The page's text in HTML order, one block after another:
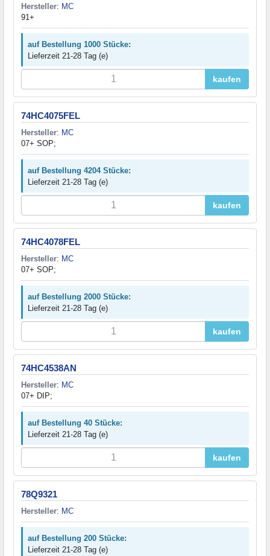
Hersteller: MC
91+
auf Bestellung 1000 Stücke:
Lieferzeit 21-28 Tag (e)
kaufen
74HC4075FEL
Hersteller: MC
07+ SOP;
auf Bestellung 4204 Stücke:
Lieferzeit 21-28 Tag (e)
kaufen
74HC4078FEL
Hersteller: MC
07+ SOP;
auf Bestellung 2000 Stücke:
Lieferzeit 21-28 Tag (e)
kaufen
74HC4538AN
Hersteller: MC
07+ DIP;
auf Bestellung 40 Stücke:
Lieferzeit 21-28 Tag (e)
kaufen
78Q9321
Hersteller: MC
auf Bestellung 200 Stücke:
Lieferzeit 21-28 Tag (e)